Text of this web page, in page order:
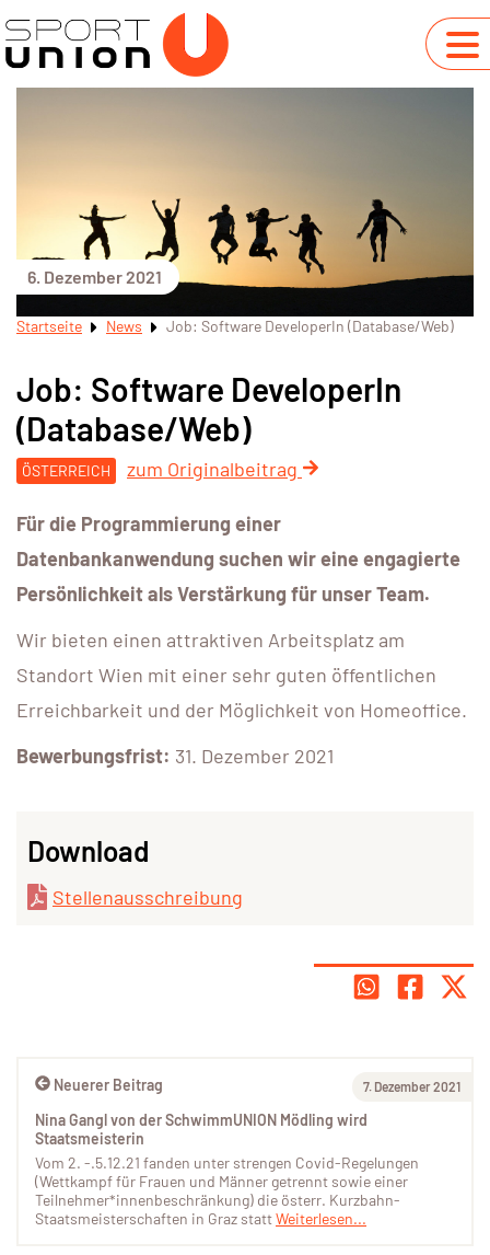
6. Dezember 2021
Startseite News Job: Software DeveloperIn (Database/Web)
Job: Software DeveloperIn
(Database/Web)
ÖSTERREICH zum Originalbeitrag
Für die Programmierung einer
Datenbankanwendung suchen wir eine engagierte
Persönlichkeit als Verstärkung für unser Team.
Wir bieten einen attraktiven Arbeitsplatz am
Standort Wien mit einer sehr guten öffentlichen
Erreichbarkeit und der Möglichkeit von Homeoffice.
Bewerbungsfrist: 31. Dezember 2021
Download
Stellenausschreibung
Neuerer Beitrag 7. Dezember 2021
Nina Gangl von der SchwimmUNION Mödling wird
Staatsmeisterin
Vom 2. -.5.12.21 fanden unter strengen Covid-Regelungen
(Wettkampf für Frauen und Männer getrennt sowie einer
Teilnehmer*innenbeschränkung) die österr. Kurzbahn-
Staatsmeisterschaften in Graz stattWeiterlesen...